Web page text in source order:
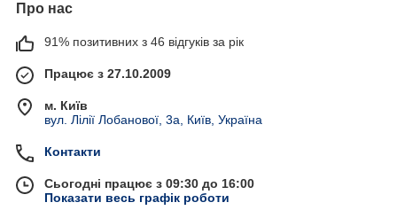
Про нас
91% позитивних з 46 відгуків за рік
Працює з 27.10.2009
м. Київ
вул. Лілії Лобанової, 3а, Київ, Україна
Контакти
Сьогодні працює з 09:30 до 16:00
Показати весь графік роботи